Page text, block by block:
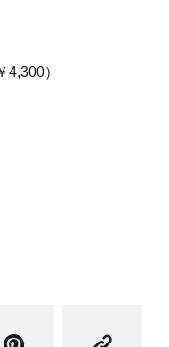
4,300）